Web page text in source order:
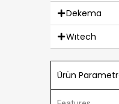
Dekema
Wıtech
Ürün